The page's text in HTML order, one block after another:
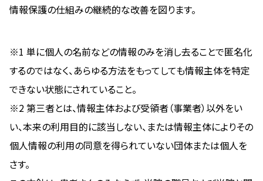
情報保護の仕組みの継続的な改善を図ります。
※1 単に個人の名前などの情報のみを消し去ることで匿名化
するのではなく、あらゆる方法をもってしても情報主体を特定
できない状態にされていること。
※2 第三者とは、情報主体および受領者（事業者）以外をい
い、本来の利用目的に該当しない、または情報主体によりその
個人情報の利用の同意を得られていない団体または個人を
さす。